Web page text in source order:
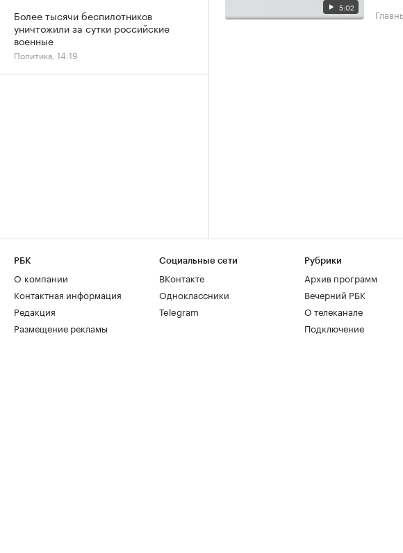
5:02
Более тысячи беспилотников
уничтожили за сутки российские
военные
Политика, 14:19
РБК
О компании
Контактная информация
Редакция
Размещение рекламы
Социальные сети
ВКонтакте
Одноклассники
Telegram
Рубрики
Архив программ
Вечерний РБК
О телеканале
Подключение